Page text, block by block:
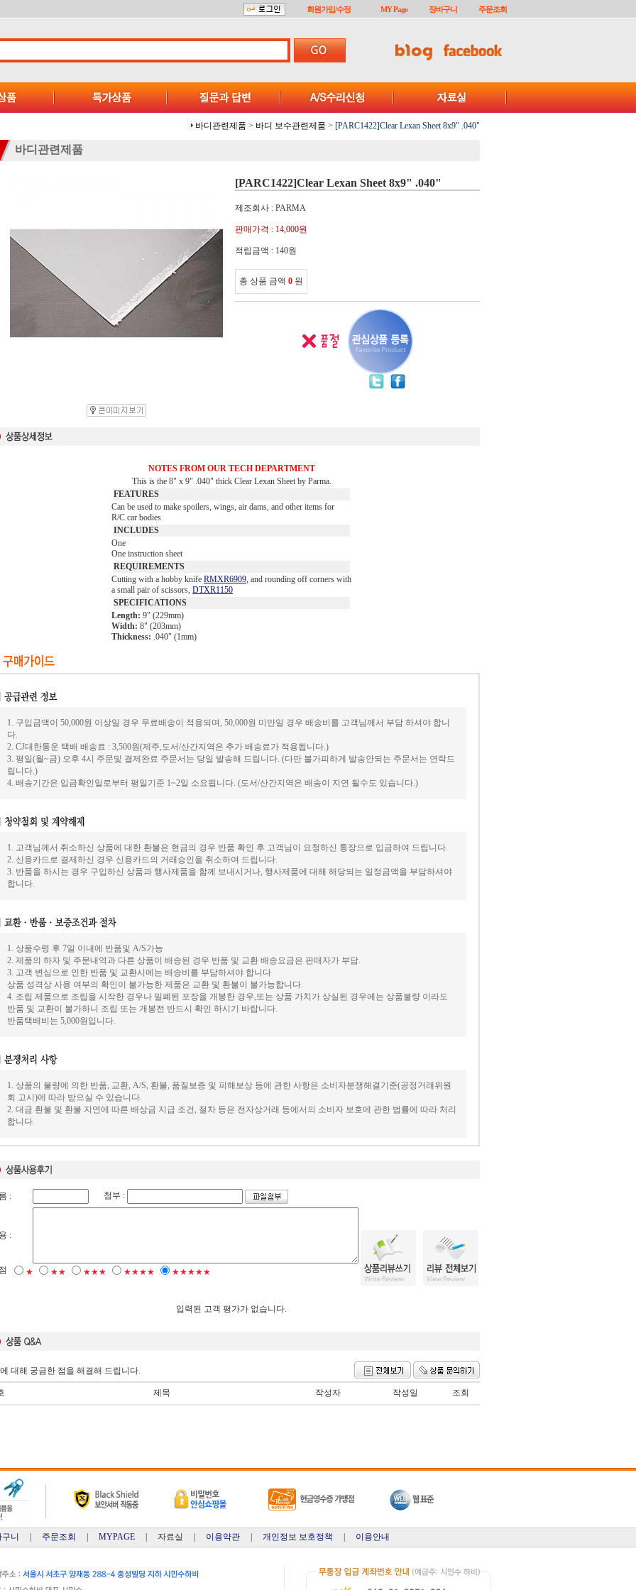
회원가입/수정 MY Page 장바구니 주문조회
바디관련제품 > 바디 보수관련제품 > [PARC1422]Clear Lexan Sheet 8x9" .040"
바디관련제품
[PARC1422]Clear Lexan Sheet 8x9" .040"
제조회사 : PARMA
판매가격 : 14,000원
적립금액 : 140원
총 상품 금액 0 원
NOTES FROM OUR TECH DEPARTMENT
This is the 8" x 9" .040" thick Clear Lexan Sheet by Parma.
FEATURES
Can be used to make spoilers, wings, air dams, and other items for
R/C car bodies
INCLUDES
One
One instruction sheet
REQUIREMENTS
Cutting with a hobby knife RMXR6909, and rounding off corners with
a small pair of scissors, DTXR1150
SPECIFICATIONS
Length: 9" (229mm)
Width: 8" (203mm)
Thickness: .040" (1mm)
1. 구입금액이 50,000원 이상일 경우 무료배송이 적용되며, 50,000원 미만일 경우 배송비를 고객님께서 부담 하셔야 합니
다.
2. CJ대한통운 택배 배송료 : 3,500원(제주,도서/산간지역은 추가 배송료가 적용됩니다.)
3. 평일(월~금) 오후 4시 주문및 결제완료 주문서는 당일 발송해 드립니다. (다만 불가피하게 발송안되는 주문서는 연락드
립니다.)
4. 배송기간은 입금확인일로부터 평일기준 1~2일 소요됩니다. (도서/산간지역은 배송이 지연 될수도 있습니다.)
1. 고객님께서 취소하신 상품에 대한 환불은 현금의 경우 반품 확인 후 고객님이 요청하신 통장으로 입금하여 드립니다.
2. 신용카드로 결제하신 경우 신용카드의 거래승인을 취소하여 드립니다.
3. 반품을 하시는 경우 구입하신 상품과 행사제품을 함께 보내시거나, 행사제품에 대해 해당되는 일정금액을 부담하셔야
합니다.
1. 상품수령 후 7일 이내에 반품및 A/S가능
2. 제품의 하자 및 주문내역과 다른 상품이 배송된 경우 반품 및 교환 배송요금은 판매자가 부담.
3. 고객 변심으로 인한 반품 및 교환시에는 배송비를 부담하셔야 합니다
상품 성격상 사용 여부의 확인이 불가능한 제품은 교환 및 환불이 불가능합니다.
4. 조립 제품으로 조립을 시작한 경우나 밀폐된 포장을 개봉한 경우,또는 상품 가치가 상실된 경우에는 상품불량 이라도
반품 및 교환이 불가하니 조립 또는 개봉전 반드시 확인 하시기 바랍니다.
반품택배비는 5,000원입니다.
1. 상품의 불량에 의한 반품, 교환, A/S, 환불, 품질보증 및 피해보상 등에 관한 사항은 소비자분쟁해결기준(공정거래위원
회 고시)에 따라 받으실 수 있습니다.
2. 대금 환불 및 환불 지연에 따른 배상금 지급 조건, 절차 등은 전자상거래 등에서의 소비자 보호에 관한 법률에 따라 처리
합니다.
: 첨부 :
:
★ ★★ ★★★ ★★★★ ★★★★★
입력된 고객 평가가 없습니다.
대해 궁금한 점을 해결해 드립니다.
제목 작성자 작성일 조회
니 주문조회 MYPAGE | 자료실 | 이용약관 개인정보 보호정책 이용안내